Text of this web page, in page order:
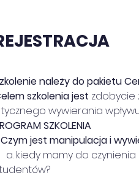
należy do pakietu
szkolenia jest zdobycie
wywierania
SZKOLENIA
Czym jest manipulacja i
a. kiedy mamy do czynienia